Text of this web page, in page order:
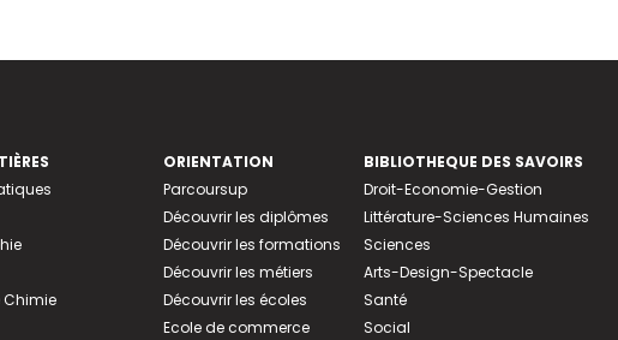
Chimie
ORIENTATION
Parcoursup
Découvrir les diplômes
Découvrir les formations
Découvrir les métiers
Découvrir les écoles
Ecole de commerce
BIBLIOTHEQUE DES SAVOIRS
Droit-Economie-Gestion
Littérature-Sciences Humaines
Sciences
Arts-Design-Spectacle
Santé
Social